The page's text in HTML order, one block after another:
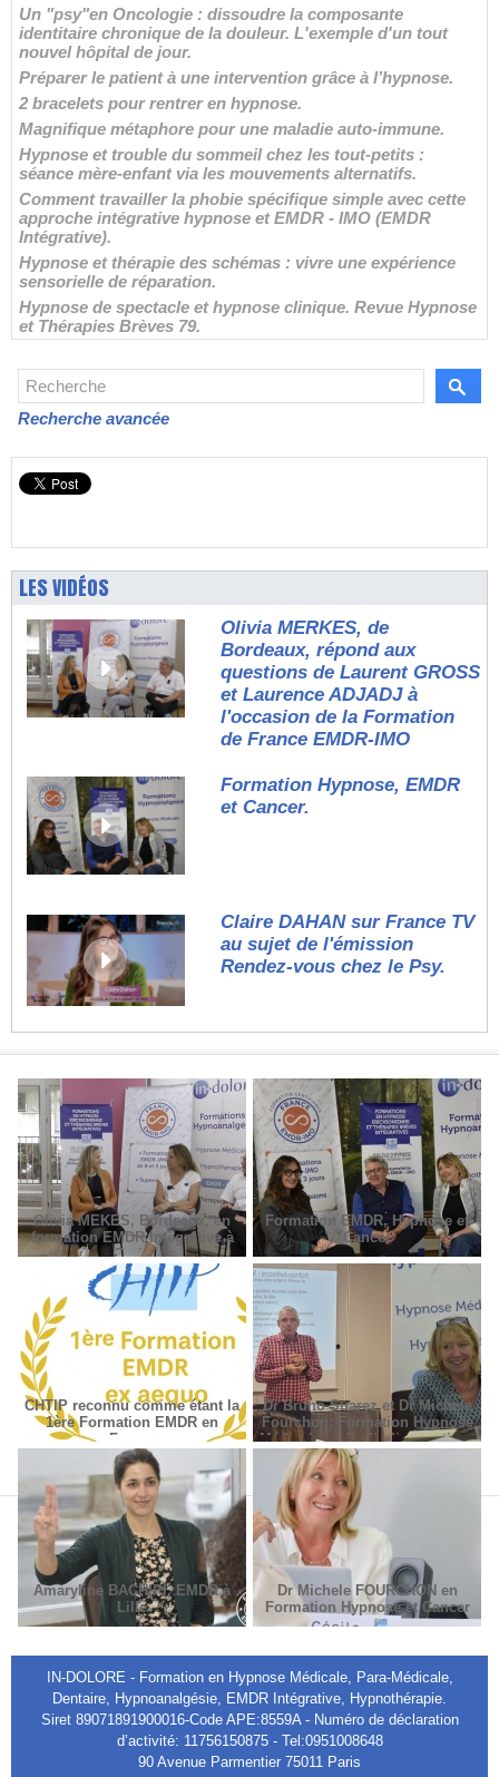
Un "psy"en Oncologie : dissoudre la composante
identitaire chronique de la douleur. L'exemple d'un tout
nouvel hôpital de jour.
Préparer le patient à une intervention grâce à l’hypnose.
2 bracelets pour rentrer en hypnose.
Magnifique métaphore pour une maladie auto-immune.
Hypnose et trouble du sommeil chez les tout-petits :
séance mère-enfant via les mouvements alternatifs.
Comment travailler la phobie spécifique simple avec cette
approche intégrative hypnose et EMDR - IMO (EMDR
Intégrative).
Hypnose et thérapie des schémas : vivre une expérience
sensorielle de réparation.
Hypnose de spectacle et hypnose clinique. Revue Hypnose
et Thérapies Brèves 79.
Recherche avancée
LES VIDÉOS
Olivia MERKES, de
Bordeaux, répond aux
questions de Laurent GROSS
et Laurence ADJADJ à
l'occasion de la Formation
de France EMDR-IMO
Formation Hypnose, EMDR
et Cancer.
Claire DAHAN sur France TV
au sujet de l'émission
Rendez-vous chez le Psy.
Olivia MEKES, Bordeaux, en
formation EMDR Intégrative à
Paris
Formation EMDR, Hypnose et
Cancer
CHTIP reconnu comme étant la
1ère Formation EMDR en
France
Dr Bruno Suarez et Dr Michèle
Fourchon: Formation Hypnose
Médicale en Radiodiagnostic et
Radiothérapie.
Amaryline BACHIRI, EMDR à
Lille
Dr Michele FOURCHON en
Formation Hypnose et Cancer
IN-DOLORE - Formation en Hypnose Médicale, Para-Médicale,
Dentaire, Hypnoanalgésie, EMDR Intégrative, Hypnothérapie.
Siret 89071891900016-Code APE:8559A - Numéro de déclaration
d’activité: 11756150875 - Tel:0951008648
90 Avenue Parmentier 75011 Paris